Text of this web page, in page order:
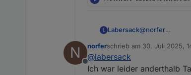
L Labersack@norfer
N
Offline
norferschrieb am 30. Juli 2025,
zuletzt editiert von
@labersack
Ich war leider anderthalb